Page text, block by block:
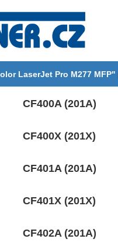
LaserJet Pro M277 MFP"
CF400A (201A)
CF400X (201X)
CF401A (201A)
CF401X (201X)
CF402A (201A)